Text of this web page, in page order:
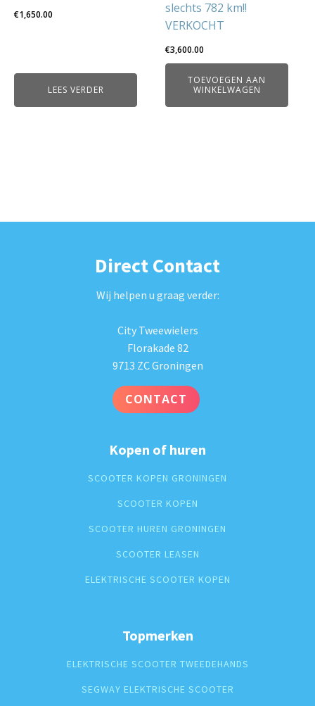
€1,650.00
LEES VERDER
slechts 782 km!!
VERKOCHT
€3,600.00
TOEVOEGEN AAN
WINKELWAGEN
Direct Contact
Wij helpen u graag verder:
City Tweewielers
Florakade 82
9713 ZC Groningen
CONTACT
Kopen of huren
SCOOTER KOPEN GRONINGEN
SCOOTER KOPEN
SCOOTER HUREN GRONINGEN
SCOOTER LEASEN
ELEKTRISCHE SCOOTER KOPEN
Topmerken
ELEKTRISCHE SCOOTER TWEEDEHANDS
SEGWAY ELEKTRISCHE SCOOTER